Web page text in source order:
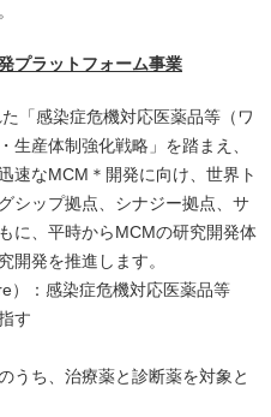
プラットフォーム事業
「感染症危機対応医薬品等（ワ
生産体制強化戦略」を踏まえ、
速なMCM＊開発に向け、世界ト
シップ拠点、シナジー拠点、サ
に、平時からMCMの研究開発体
開発を推進します。
）：感染症危機対応医薬品等
す
うち、治療薬と診断薬を対象と